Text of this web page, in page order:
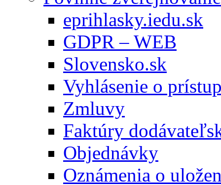
eprihlasky.iedu.sk
GDPR – WEB
Slovensko.sk
Vyhlásenie o
Zmluvy
Faktúry
Objednávky
Oznámenia o